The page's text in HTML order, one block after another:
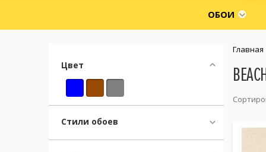
Избранное:0 товаров
Каталог
ОБОИ
Цвет
Стили обоев
Главная